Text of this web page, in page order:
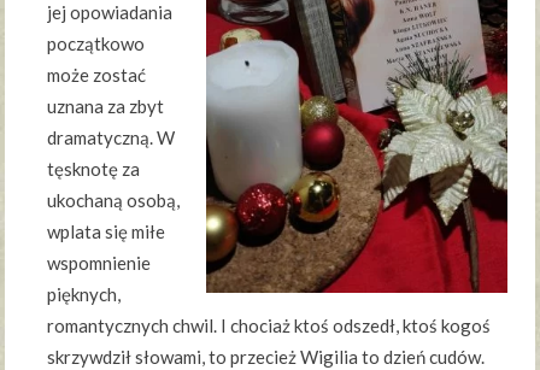
jej opowiadania
początkowo
może zostać
uznana za zbyt
dramatyczną. W
tęsknotę za
ukochaną osobą,
wplata się miłe
wspomnienie
pięknych,
romantycznych chwil. I chociaż ktoś odszedł, ktoś kogoś
skrzywdził słowami, to przecież Wigilia to dzień cudów.